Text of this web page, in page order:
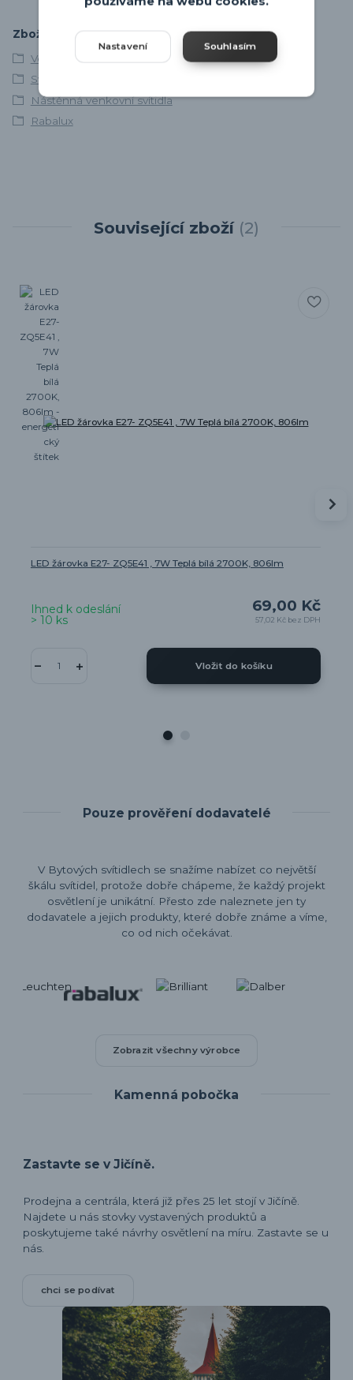
Zboží zařazeno v kategoriích
Venkovní osvětlení
Svítidla skladem
Nástěnná venkovní svítidla
Rabalux
Související zboží 2
LED žárovka E27- ZQ5E41 , 7W Teplá bílá 2700K, 806lm
69,00 Kč
57,02 Kč bez DPH
Ihned k odeslání
> 10 ks
Vložit do košíku
Pouze prověření dodavatelé
V Bytových svítidlech se snažíme nabízet co největší
škálu svítidel, protože dobře chápeme, že každý projekt
osvětlení je unikátní. Přesto zde naleznete jen ty
dodavatele a jejich produkty, které dobře známe a víme,
co od nich očekávat.
Zobrazit všechny výrobce
Kamenná pobočka
Zastavte se v Jičíně.
Prodejna a centrála, která již přes 25 let stojí v Jičíně.
Najdete u nás stovky vystavených produktů a
poskytujeme také návrhy osvětlení na míru. Zastavte se u
nás.
chci se podívat
Nastavení Souhlasím